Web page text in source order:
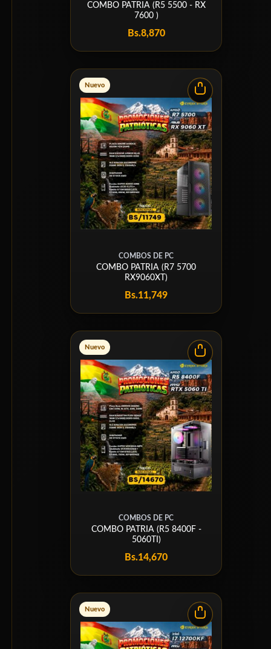
COMBO PATRIA (R5 5500 - RX
7600 )
Bs.8,870
Nuevo
COMBOS DE PC
COMBO PATRIA (R7 5700
RX9060XT)
Bs.11,749
Nuevo
COMBOS DE PC
COMBO PATRIA (R5 8400F -
5060TI)
Bs.14,670
Nuevo